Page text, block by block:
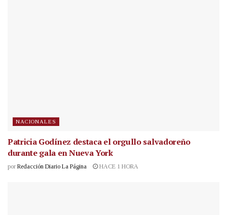
NACIONALES
Patricia Godínez destaca el orgullo salvadoreño
durante gala en Nueva York
por Redacción Diario La Página HACE 1 HORA